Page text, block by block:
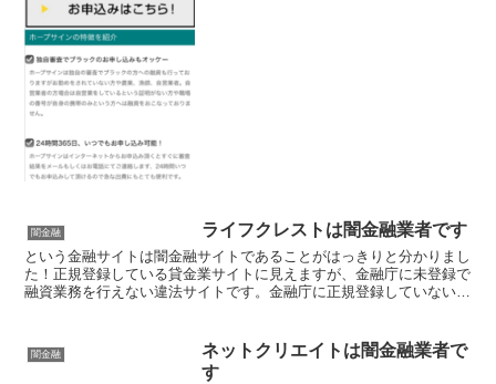
闇金融 ライフクレストは闇金融業者です
という金融サイトは闇金融サイトであることがはっきりと分かりまし
た！正規登録している貸金業サイトに見えますが、金融庁に未登録で
融資業務を行えない違法サイトです。金融庁に正規登録していない未
闇金融
ネットクリエイトは闇金融業者で
す